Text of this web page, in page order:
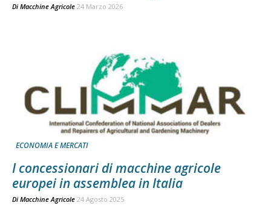
Di Macchine Agricole 24 Marzo 2026
ECONOMIA E MERCATI
I concessionari di macchine agricole
europei in assemblea in Italia
Di Macchine Agricole 24 Agosto 2025